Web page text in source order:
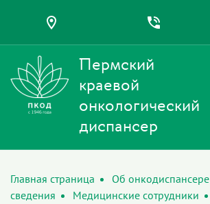
Пермский
краевой
онкологический
диспансер
Главная страница Об онкодиспансере
сведения
Медицинские сотрудники